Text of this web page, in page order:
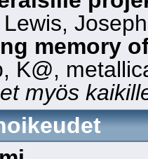
memory
K@,
myös